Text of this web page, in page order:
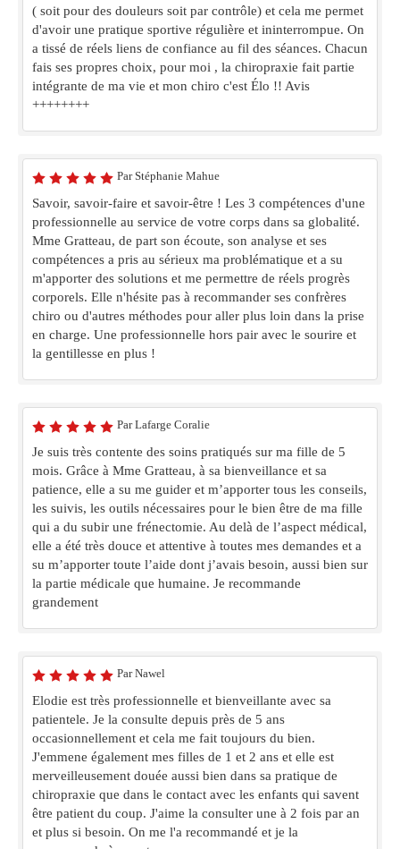
( soit pour des douleurs soit par contrôle) et cela me permet
d'avoir une pratique sportive régulière et ininterrompue. On
a tissé de réels liens de confiance au fil des séances. Chacun
fais ses propres choix, pour moi , la chiropraxie fait partie
intégrante de ma vie et mon chiro c'est Élo !! Avis
++++++++
Par Stéphanie Mahue
Savoir, savoir-faire et savoir-être ! Les 3 compétences d'une
professionnelle au service de votre corps dans sa globalité.
Mme Gratteau, de part son écoute, son analyse et ses
compétences a pris au sérieux ma problématique et a su
m'apporter des solutions et me permettre de réels progrès
corporels. Elle n'hésite pas à recommander ses confrères
chiro ou d'autres méthodes pour aller plus loin dans la prise
en charge. Une professionnelle hors pair avec le sourire et
la gentillesse en plus !
Par Lafarge Coralie
Je suis très contente des soins pratiqués sur ma fille de 5
mois. Grâce à Mme Gratteau, à sa bienveillance et sa
patience, elle a su me guider et m’apporter tous les conseils,
les suivis, les outils nécessaires pour le bien être de ma fille
qui a du subir une frénectomie. Au delà de l’aspect médical,
elle a été très douce et attentive à toutes mes demandes et a
su m’apporter toute l’aide dont j’avais besoin, aussi bien sur
la partie médicale que humaine. Je recommande
grandement
Par Nawel
Elodie est très professionnelle et bienveillante avec sa
patientele. Je la consulte depuis près de 5 ans
occasionnellement et cela me fait toujours du bien.
J'emmene également mes filles de 1 et 2 ans et elle est
merveilleusement douée aussi bien dans sa pratique de
chiropraxie que dans le contact avec les enfants qui savent
être patient du coup. J'aime la consulter une à 2 fois par an
et plus si besoin. On me l'a recommandé et je la